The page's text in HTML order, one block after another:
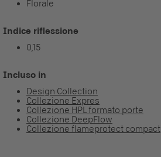
Florale
Indice riflessione
0,15
Incluso in
Design Collection
Collezione Expres
Collezione HPL formato porte
Collezione DeepFlow
Collezione flameprotect compact